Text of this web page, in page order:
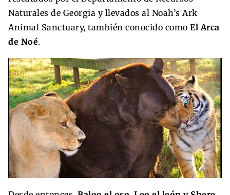
Naturales de Georgia y llevados al Noah’s Ark
Animal Sanctuary, también conocido como El Arca
de Noé.